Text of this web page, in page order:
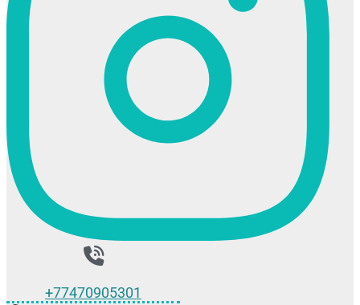
+77470905301